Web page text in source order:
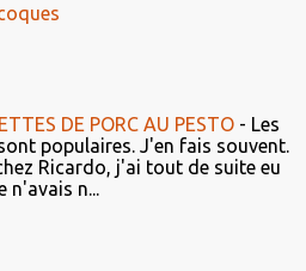
DE PORC AU PESTO - Les
populaires. J'en fais souvent.
Ricardo, j'ai tout de suite eu
n'avais n...